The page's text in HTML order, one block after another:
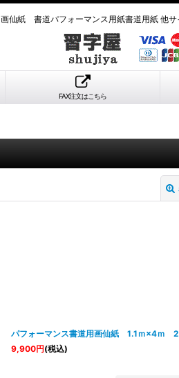
画仙紙 書道パフォーマンス用紙書道用紙 他サ
FAX注文はこちら
パフォーマンス書道用画仙紙 1.1ｍ×4ｍ
9,900円(税込)